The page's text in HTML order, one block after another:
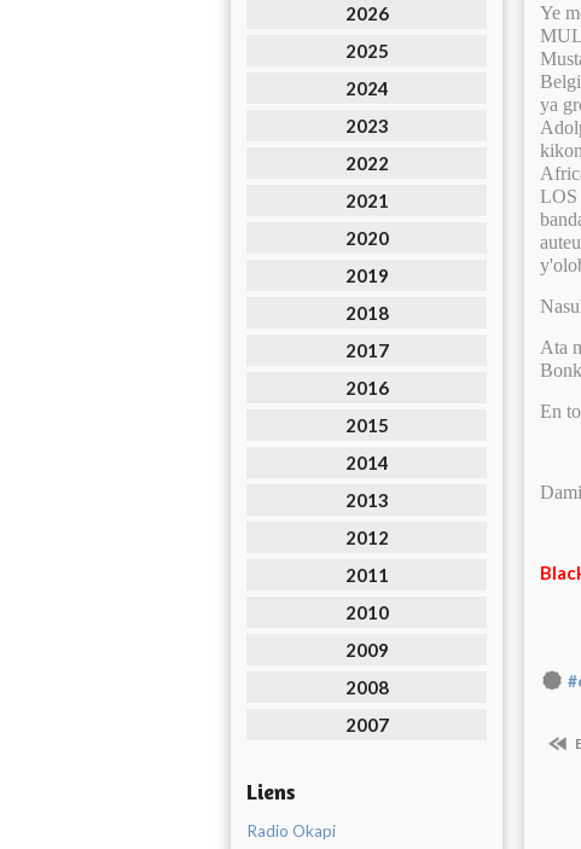
2026
2025
2024
2023
2022
2021
2020
2019
2018
2017
2016
2015
2014
2013
2012
2011
2010
2009
2008
2007
Liens
Radio Okapi
Ye
ya
LOS
Ata
En